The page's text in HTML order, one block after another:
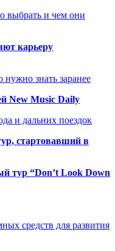
выбрать и чем они
карьеру
нужно знать заранее
New Music Daily
и дальних поездок
стартовавший в
тур “Don’t Look Down
средств для развития